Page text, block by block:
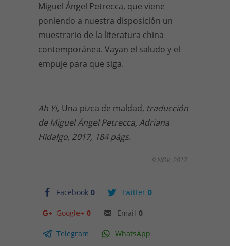
Miguel Ángel Petrecca, que viene
poniendo a nuestra disposición un
muestrario de la literatura china
contemporánea. Vayan el saludo y el
empuje para que siga.
Ah Yi, Una pizca de maldad, traducción
de Miguel Ángel Petrecca, Adriana
Hidalgo, 2017, 184 págs.
Facebook 0 Twitter 0
Google+ 0 Email 0
Telegram WhatsApp
9 NOV, 2017